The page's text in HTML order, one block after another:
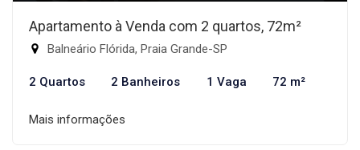
Apartamento à Venda com 2 quartos, 72m²
Balneário Flórida, Praia Grande-SP
2 Quartos 2 Banheiros 1 Vaga 72 m²
Mais informações